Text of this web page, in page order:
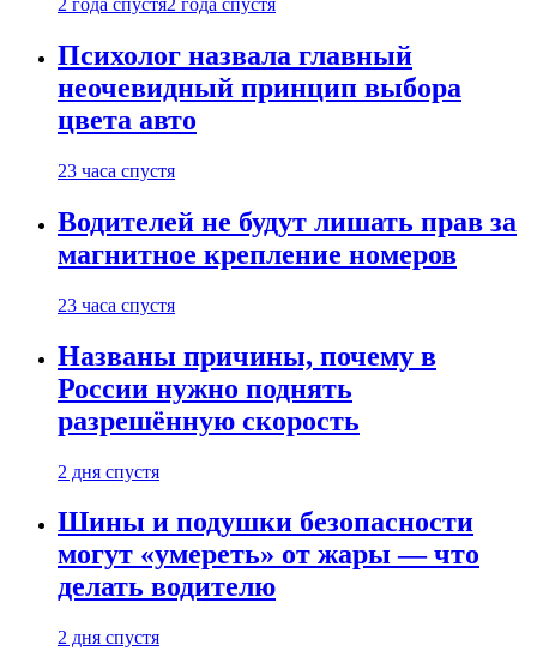
2 года спустя2 года спустя
Психолог назвала главный
неочевидный принцип выбора
цвета авто
23 часа спустя
Водителей не будут лишать прав за
магнитное крепление номеров
23 часа спустя
Названы причины, почему в
России нужно поднять
разрешённую скорость
2 дня спустя
Шины и подушки безопасности
могут «умереть» от жары — что
делать водителю
2 дня спустя